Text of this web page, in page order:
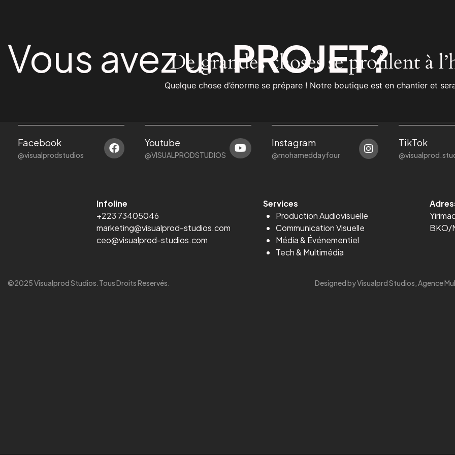
De grandes choses se profilent à
Quelque chose d’énorme se prépare ! Notre boutique est en chantier et
Vous avez unPROJET?
Facebook
@visualprodstudios
Youtube
@VISUALPRODSTUDIOS
Instagram
@mohameddayfour
TikTok
Infoline
+223 73405046
marketing@visualprod-studios.com
ceo@visualprod-studios.com
Services
Production Audiovisuelle
Communication Visuelle
Média& Événementiel
Tech & Multimédia
BKO/
©2025 Visualprod Studios.Tous Droits Reservés. Designed by Visualprd Studios, Agence